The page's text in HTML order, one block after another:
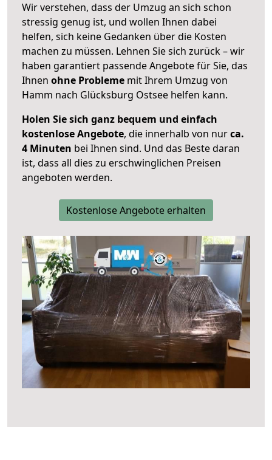
Wir verstehen, dass der Umzug an sich schon
stressig genug ist, und wollen Ihnen dabei
helfen, sich keine Gedanken über die Kosten
machen zu müssen. Lehnen Sie sich zurück – wir
haben garantiert passende Angebote für Sie, das
Ihnen ohne Probleme mit Ihrem Umzug von
Hamm nach Glücksburg Ostsee helfen kann.
Holen Sie sich ganz bequem und einfach
kostenlose Angebote, die innerhalb von nurca.
4 Minuten bei Ihnen sind. Und das Beste daran
ist, dass all dies zu erschwinglichen Preisen
angeboten werden.
Kostenlose Angebote erhalten